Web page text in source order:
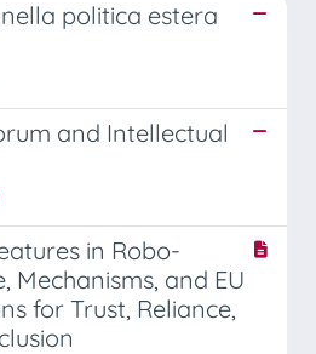
politica estera
and Intellectual
in Robo-
Mechanisms, and EU
for Trust, Reliance,